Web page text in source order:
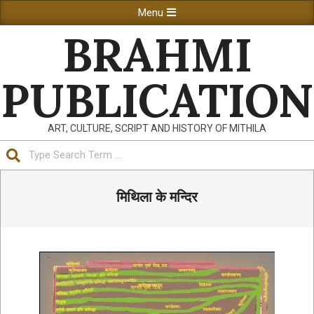
to
Navigation
Menu
BRAHMI
PUBLICATION
ART, CULTURE, SCRIPT AND HISTORY OF MITHILA
मिथिला के मन्दिर